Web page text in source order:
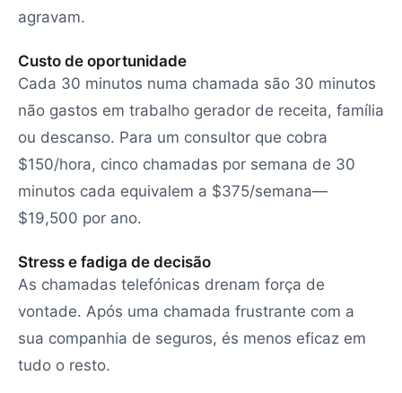
agravam.
Custo de oportunidade
Cada 30 minutos numa chamada são 30 minutos
não gastos em trabalho gerador de receita, família
ou descanso. Para um consultor que cobra
$150/hora, cinco chamadas por semana de 30
minutos cada equivalem a $375/semana—
$19,500 por ano.
Stress e fadiga de decisão
As chamadas telefónicas drenam força de
vontade. Após uma chamada frustrante com a
sua companhia de seguros, és menos eficaz em
tudo o resto.